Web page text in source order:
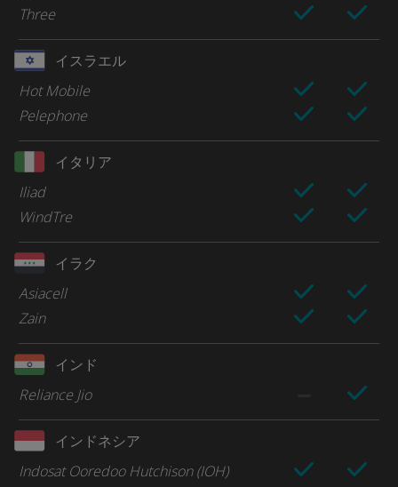
Three
イスラエル
Hot Mobile
Pelephone
イタリア
Iliad
WindTre
イラク
Asiacell
Zain
インド
Reliance Jio
インドネシア
Indosat Ooredoo Hutchison (IOH)